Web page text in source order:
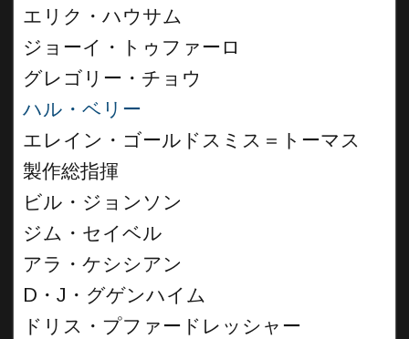
エリク・ハウサム
ジョーイ・トゥファーロ
グレゴリー・チョウ
ハル・ベリー
エレイン・ゴールドスミス＝トーマス
製作総指揮
ビル・ジョンソン
ジム・セイベル
アラ・ケシシアン
D・J・グゲンハイム
ドリス・プファードレッシャー